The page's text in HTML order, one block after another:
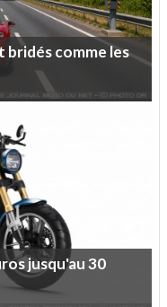
bridéscommeles
jusqu'au30